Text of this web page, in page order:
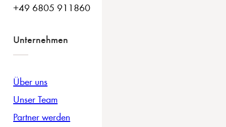
+49 6805 911860
Unternehmen
Über uns
Unser Team
Partner werden